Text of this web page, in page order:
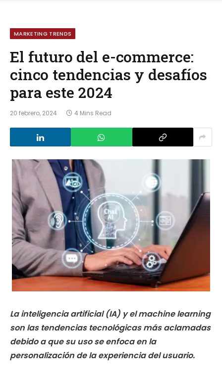
MARKETING TRENDS
El futuro del e-commerce:
cinco tendencias y desafíos
para este 2024
20 febrero, 2024 4 Mins Read
La inteligencia artificial (IA) y el machine learning
son las tendencias tecnológicas más aclamadas
debido a que su uso se enfoca en la
personalización de la experiencia del usuario.